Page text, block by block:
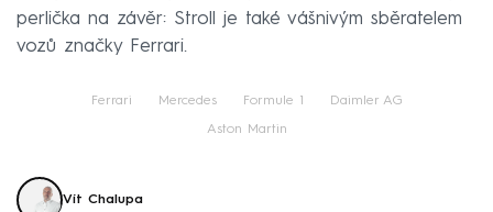
perlička na závěr: Stroll je také vášnivým sběratelem
vozů značky Ferrari.
Ferrari Mercedes Formule 1 Daimler AG
Aston Martin
Vít Chalupa